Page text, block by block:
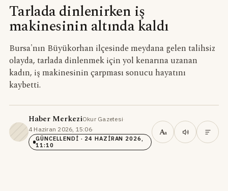
Tarlada dinlenirken iş
makinesinin altında kaldı
Bursa'nın Büyükorhan ilçesinde meydana gelen talihsiz
olayda, tarlada dinlenmek için yol kenarına uzanan
kadın, iş makinesinin çarpması sonucu hayatını
kaybetti.
Haber MerkeziOkur Gazetesi·
4 Haziran 2026, 15:06·
GÜNCELLENDI · 24 HAZIRAN 2026,
11:10
Aa